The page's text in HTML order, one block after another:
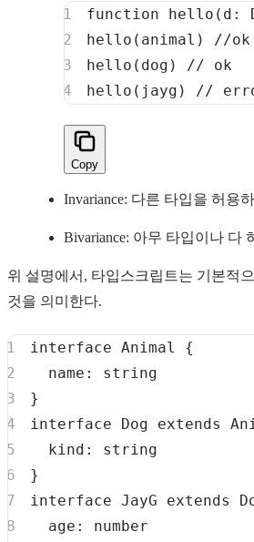
function hello ( d :
hello ( animal )
//ok
hello ( dog )
// ok
hello ( jayg ) //
Copy
Invariance: 다른 타입을 허용
Bivariance: 아무 타입이나 다
위 설명에서, 타입스크립트는 기본적
것을 의미한다.
interface Animal
{
  name
:
string
}
interface
Dog extends
  kind
:
string
}
interface JayG extends
  age
:
number